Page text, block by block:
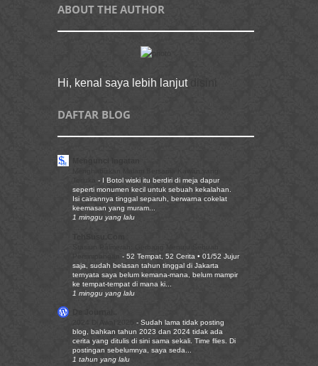
ABOUT THE AUTHOR
Hi, kenal saya lebih lanjut
DAFTAR BLOG
- I Botol wiski itu berdiri di meja dapur
seperti monumen kecil untuk sebuah kekalahan.
Isi cairannya tinggal separuh, berwarna cokelat
keemasan yang muram...
1 minggu yang lalu
- 52 Tempat, 52 Cerita • 01/52 Jujur
saja, sudah belasan tahun tinggal di Jakarta
ternyata saya belum kemana-mana, belum mampir
ke tempat-tempat di mana ki...
1 minggu yang lalu
- Sudah lama tidak posting
blog, bahkan tahun 2023 dan 2024 tidak ada
cerita yang ditulis di sini sama sekali. Time flies. Di
postingan sebelumnya, saya seda...
1 tahun yang lalu